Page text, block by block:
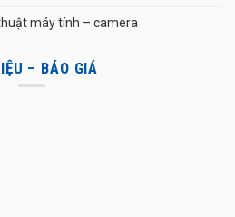
máy tính – camera
– BÁO GIÁ